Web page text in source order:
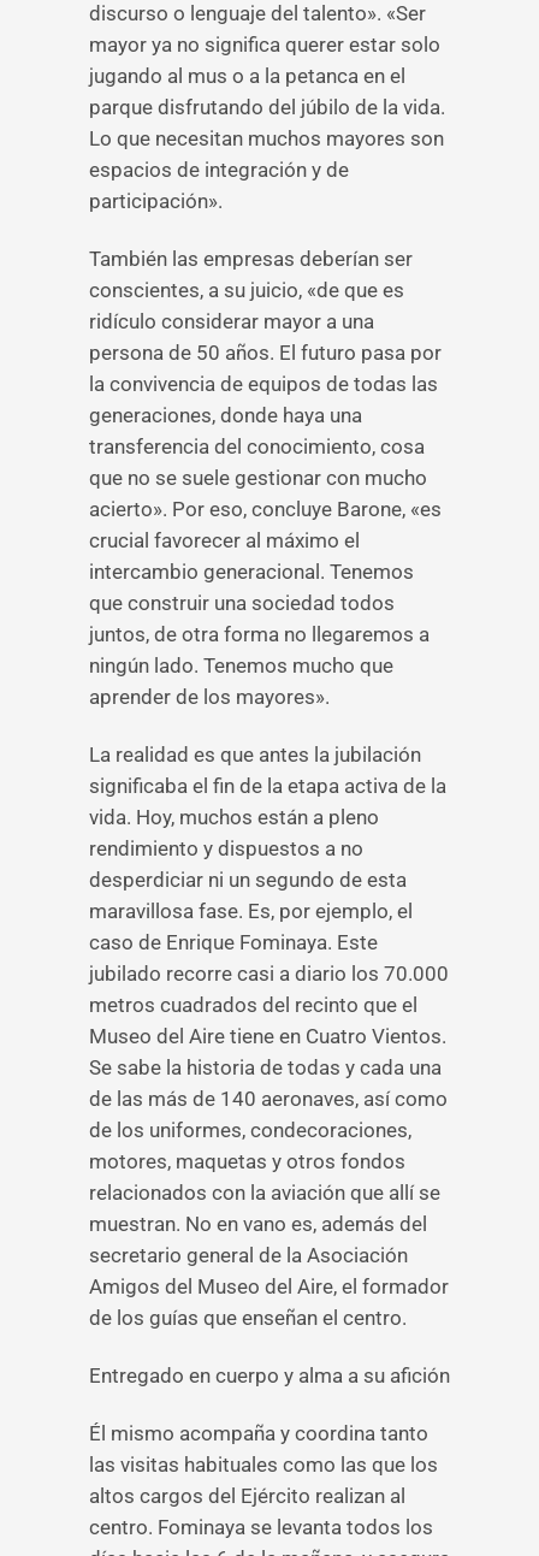
discurso o lenguaje del talento». «Ser
mayor ya no significa querer estar solo
jugando al mus o a la petanca en el
parque disfrutando del júbilo de la vida.
Lo que necesitan muchos mayores son
espacios de integración y de
participación».
También las empresas deberían ser
conscientes, a su juicio, «de que es
ridículo considerar mayor a una
persona de 50 años. El futuro pasa por
la convivencia de equipos de todas las
generaciones, donde haya una
transferencia del conocimiento, cosa
que no se suele gestionar con mucho
acierto». Por eso, concluye Barone, «es
crucial favorecer al máximo el
intercambio generacional. Tenemos
que construir una sociedad todos
juntos, de otra forma no llegaremos a
ningún lado. Tenemos mucho que
aprender de los mayores».
La realidad es que antes la jubilación
significaba el fin de la etapa activa de la
vida. Hoy, muchos están a pleno
rendimiento y dispuestos a no
desperdiciar ni un segundo de esta
maravillosa fase. Es, por ejemplo, el
caso de Enrique Fominaya. Este
jubilado recorre casi a diario los 70.000
metros cuadrados del recinto que el
Museo del Aire tiene en Cuatro Vientos.
Se sabe la historia de todas y cada una
de las más de 140 aeronaves, así como
de los uniformes, condecoraciones,
motores, maquetas y otros fondos
relacionados con la aviación que allí se
muestran. No en vano es, además del
secretario general de la Asociación
Amigos del Museo del Aire, el formador
de los guías que enseñan el centro.
Entregado en cuerpo y alma a su afición
Él mismo acompaña y coordina tanto
las visitas habituales como las que los
altos cargos del Ejército realizan al
centro. Fominaya se levanta todos los